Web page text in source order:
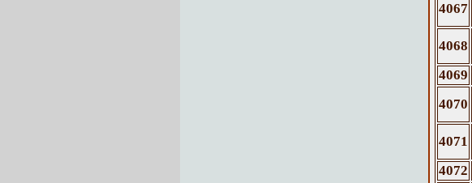
4067
4068
4069
4070
4071
4072